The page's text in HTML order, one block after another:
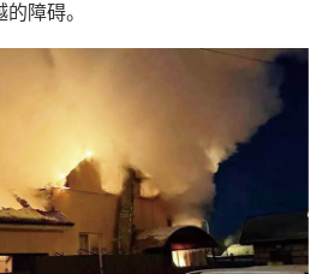
障碍。